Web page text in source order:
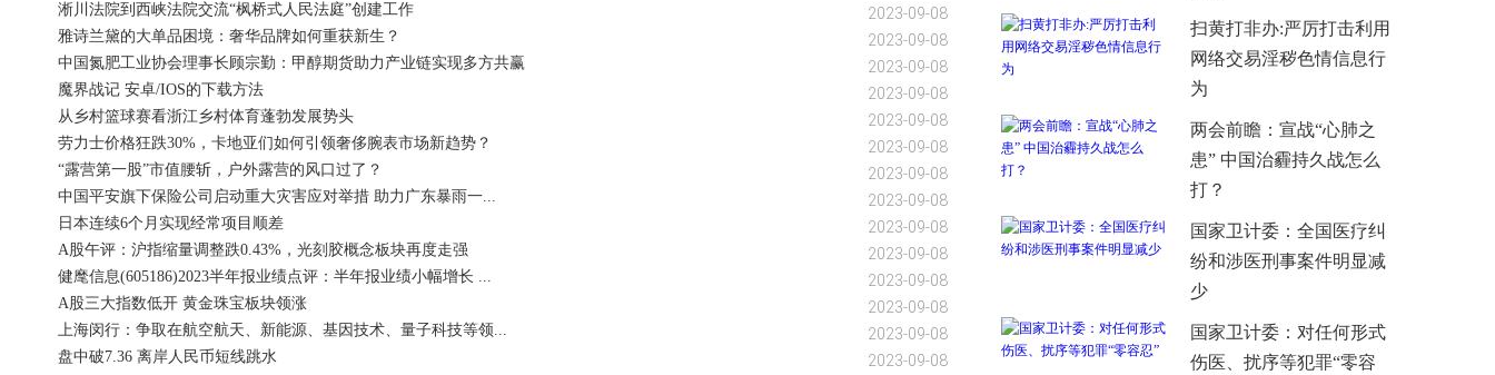
淅川法院到西峡法院交流“枫桥式人民法庭”创建工作 2023-09-08
雅诗兰黛的大单品困境：奢华品牌如何重获新生？ 2023-09-08
中国氮肥工业协会理事长顾宗勤：甲醇期货助力产业链实现多方共赢 2023-09-08
魔界战记 安卓/IOS的下载方法 2023-09-08
从乡村篮球赛看浙江乡村体育蓬勃发展势头 2023-09-08
劳力士价格狂跌30%，卡地亚们如何引领奢侈腕表市场新趋势？ 2023-09-08
“露营第一股”市值腰斩，户外露营的风口过了？ 2023-09-08
中国平安旗下保险公司启动重大灾害应对举措 助力广东暴雨一... 2023-09-08
日本连续6个月实现经常项目顺差 2023-09-08
A股午评：沪指缩量调整跌0.43%，光刻胶概念板块再度走强 2023-09-08
健麾信息(605186)2023半年报业绩点评：半年报业绩小幅增长 ... 2023-09-08
A股三大指数低开 黄金珠宝板块领涨 2023-09-08
上海闵行：争取在航空航天、新能源、基因技术、量子科技等领... 2023-09-08
盘中破7.36 离岸人民币短线跳水 2023-09-08
扫黄打非办:严厉打击利用
网络交易淫秽色情信息行
为
两会前瞻：宣战“心肺之
患” 中国治霾持久战怎么
打？
国家卫计委：全国医疗纠
纷和涉医刑事案件明显减
少
国家卫计委：对任何形式
伤医、扰序等犯罪“零容